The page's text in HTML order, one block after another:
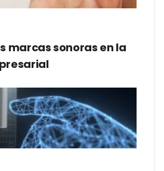
marcas sonoras en la